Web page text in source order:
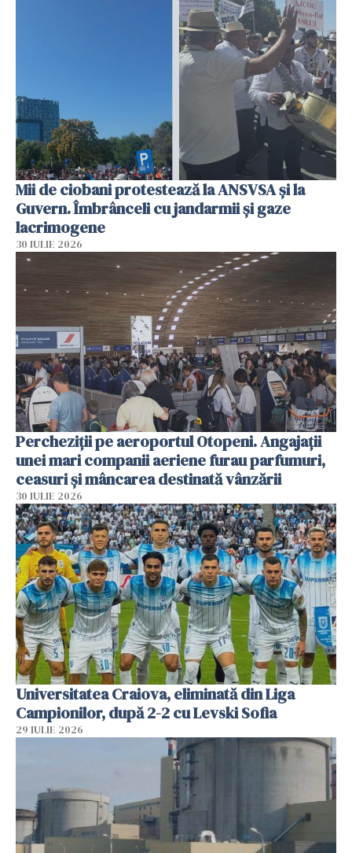
Mii de ciobani protestează la ANSVSA și la
Guvern. Îmbrânceli cu jandarmii și gaze
lacrimogene
30 IULIE 2026
Percheziții pe aeroportul Otopeni. Angajații
unei mari companii aeriene furau parfumuri,
ceasuri și mâncarea destinată vânzării
30 IULIE 2026
Universitatea Craiova, eliminată din Liga
Campionilor, după 2-2 cu Levski Sofia
29 IULIE 2026